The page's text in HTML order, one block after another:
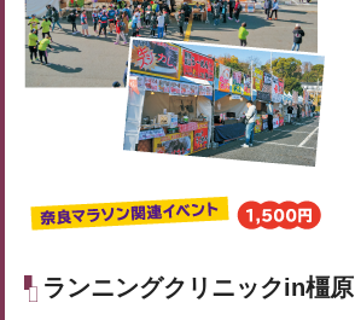
ランニングクリニックin橿原